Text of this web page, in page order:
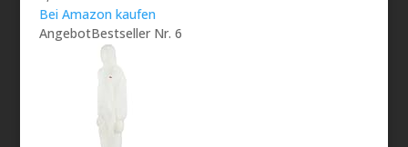
Bei Amazon kaufen
AngebotBestseller Nr. 6